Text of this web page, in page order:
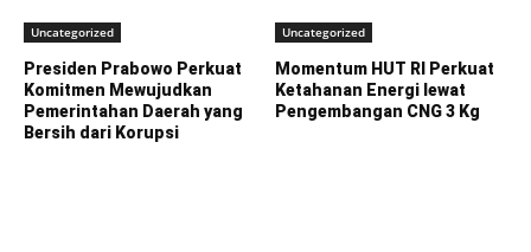
Uncategorized
Presiden Prabowo Perkuat
Komitmen Mewujudkan
Pemerintahan Daerah yang
Bersih dari Korupsi
Uncategorized
Momentum HUT RI Perkuat
Ketahanan Energi lewat
Pengembangan CNG 3 Kg